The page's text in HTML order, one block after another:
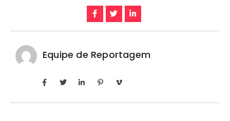
Equipe de Reportagem